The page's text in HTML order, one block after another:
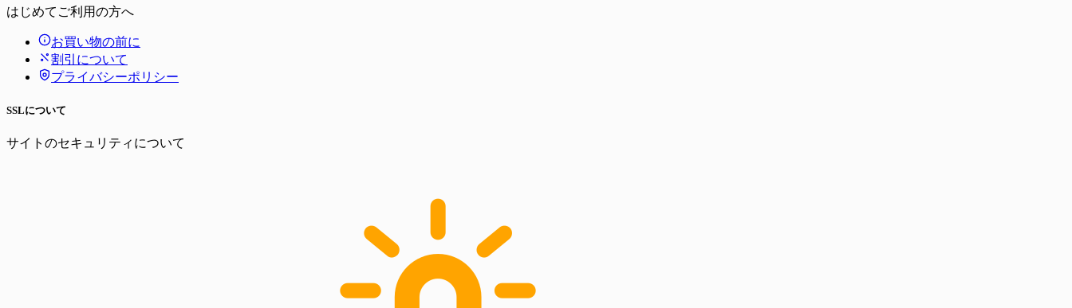
はじめてご利用の方へ
お買い物の前に
割引について
プライバシーポリシー
SSLについて
サイトのセキュリティについて